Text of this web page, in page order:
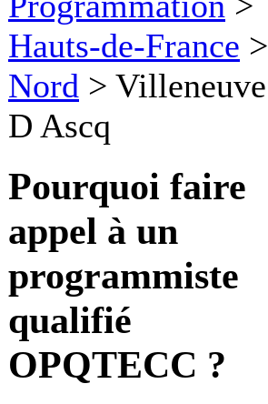
Hauts-de-France >
Nord > Villeneuve
D Ascq
Pourquoi faire
appel à un
programmiste
qualifié
OPQTECC ?